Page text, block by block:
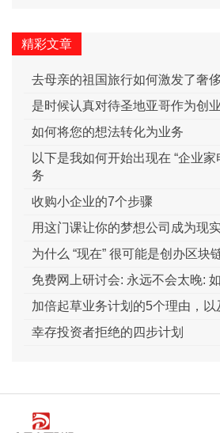
精彩文章
去母亲的祖国旅行如何激发了奢
是时候认真对待圣地亚哥作为创
如何将您的想法转化为业务
以下是我如何开始出现在 “企业家
务
收购小企业的7个步骤
用这门课让你的梦想公司成为现
为什么 “现在” 很可能是创办区块
免费网上研讨会: 永远不会太晚:
加倍起草业务计划的5个理由，
幸存投资者拒绝的四步计划